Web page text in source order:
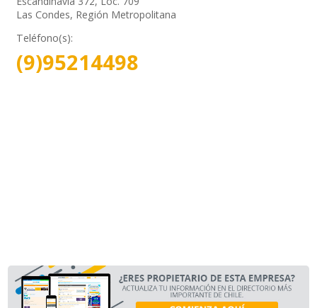
Las Condes, Región Metropolitana
Teléfono(s):
(9)95214498